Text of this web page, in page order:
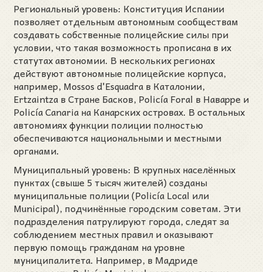
Региональный уровень: Конституция Испании
позволяет отдельным автономным сообществам
создавать собственные полицейские силы при
условии, что такая возможность прописана в их
статутах автономии. В нескольких регионах
действуют автономные полицейские корпуса,
например, Mossos d'Esquadra в Каталонии,
Ertzaintza в Стране Басков, Policía Foral в Наварре и
Policía Canaria на Канарских островах. В остальных
автономиях функции полиции полностью
обеспечиваются национальными и местными
органами.
Муниципальный уровень: В крупных населённых
пунктах (свыше 5 тысяч жителей) созданы
муниципальные полиции (Policía Local или
Municipal), подчинённые городским советам. Эти
подразделения патрулируют города, следят за
соблюдением местных правил и оказывают
первую помощь гражданам на уровне
муниципалитета. Например, в Мадриде